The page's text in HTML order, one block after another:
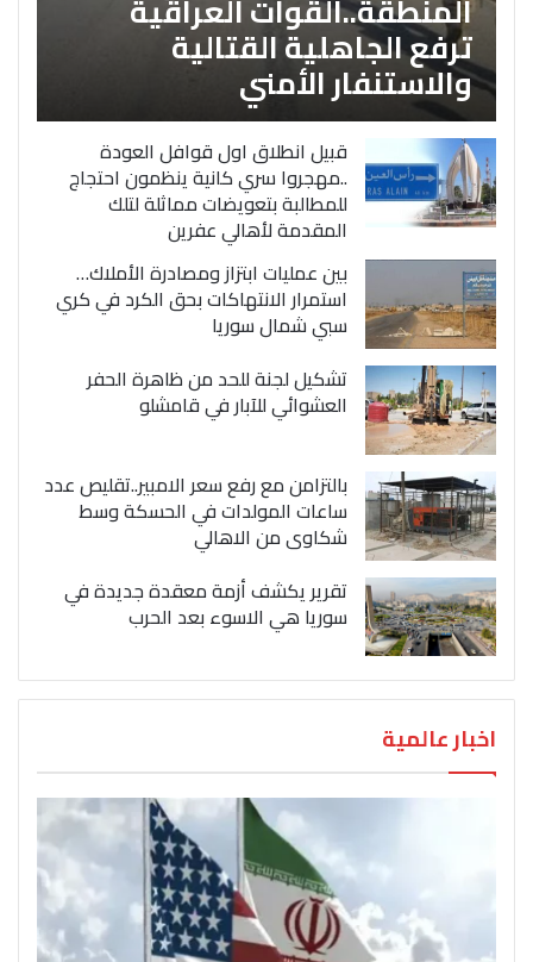
ترفع الجاهلية القتالية
والاستنفار الأمني
قبيل انطلاق اول قوافل العودة
..مهجروا سري كانية ينظمون احتجاج
للمطالبة بتعويضات مماثلة لتلك
المقدمة لأهالي عفرين
بين عمليات ابتزاز ومصادرة الأملاك…
استمرار الانتهاكات بحق الكرد في كري
سبي شمال سوريا
تشكيل لجنة للحد من ظاهرة الحفر
العشوائي للآبار في قامشلو
بالتزامن مع رفع سعر الامبير..تقليص عدد
ساعات المولدات في الحسكة وسط
شكاوى من الاهالي
تقرير يكشف أزمة معقدة جديدة في
سوريا هي الاسوء بعد الحرب
اخبار عالمية